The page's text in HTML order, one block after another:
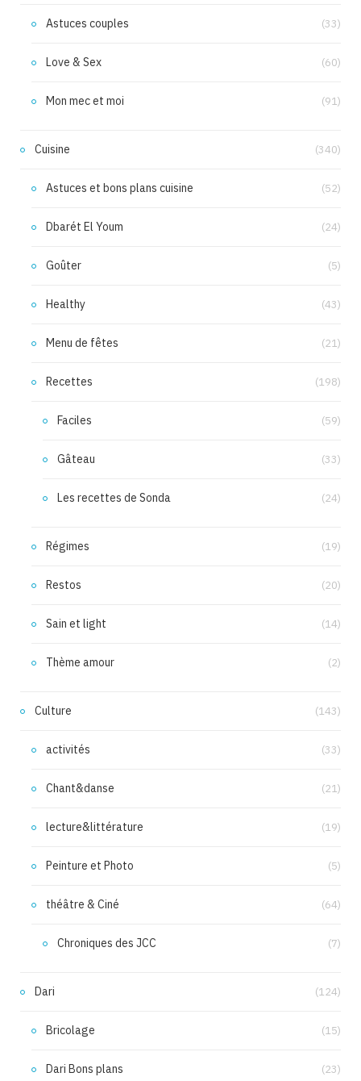
Astuces couples (33)
Love & Sex (60)
Mon mec et moi (91)
Cuisine (340)
Astuces et bons plans cuisine (52)
Dbarét El Youm (24)
Goûter (5)
Healthy (43)
Menu de fêtes (21)
Recettes (198)
Faciles (59)
Gâteau (33)
Les recettes de Sonda (24)
Régimes (19)
Restos (20)
Sain et light (14)
Thème amour (2)
Culture (143)
activités (33)
Chant&danse (21)
lecture&littérature (19)
Peinture et Photo (5)
théâtre & Ciné (64)
Chroniques des JCC (7)
Dari (124)
Bricolage (15)
Dari Bons plans (23)